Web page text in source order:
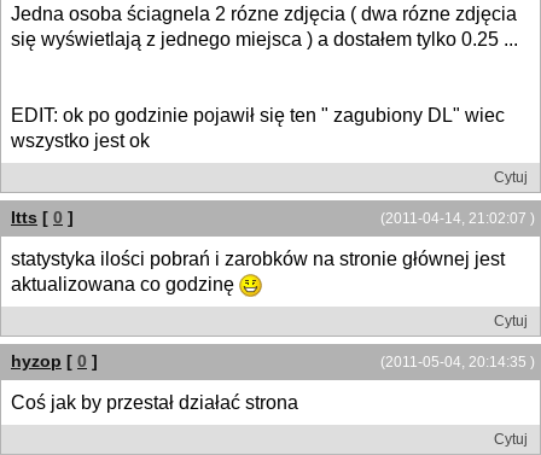
Jedna osoba ściagnela 2 rózne zdjęcia ( dwa rózne zdjęcia
się wyświetlają z jednego miejsca ) a dostałem tylko 0.25 ...
EDIT: ok po godzinie pojawił się ten " zagubiony DL" wiec
wszystko jest ok
Cytuj
(2011-04-14, 21:02:07 )
Itts [ 0 ]
statystyka ilości pobrań i zarobków na stronie głównej jest
aktualizowana co godzinę
Cytuj
(2011-05-04, 20:14:35 )
hyzop [ 0 ]
Coś jak by przestał działać strona
Cytuj